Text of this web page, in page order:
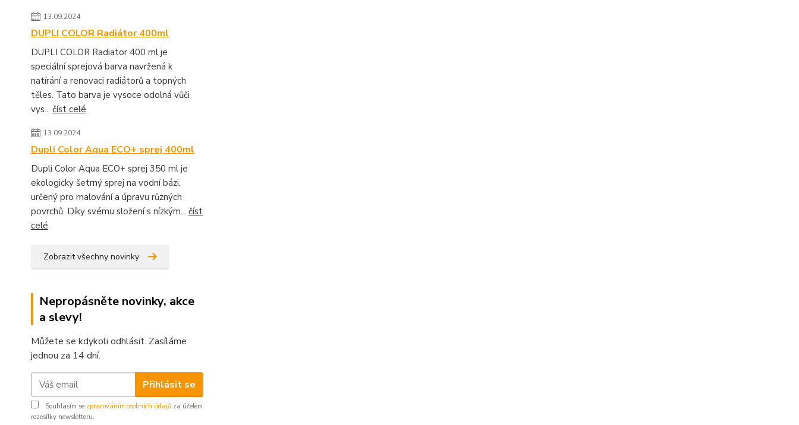
13.09.2024
DUPLI COLOR Radiátor 400ml
DUPLI COLOR Radiator 400 ml je
speciální sprejová barva navržená k
natírání a renovaci radiátorů a topných
těles. Tato barva je vysoce odolná vůči
vys... číst celé
13.09.2024
Dupli Color Aqua ECO+ sprej 400ml
Dupli Color Aqua ECO+ sprej 350 ml je
ekologicky šetrný sprej na vodní bázi,
určený pro malování a úpravu různých
povrchů. Díky svému složení s nízkým... číst
celé
Zobrazit všechny novinky
Nepropásněte novinky, akce
a slevy!
Můžete se kdykoli odhlásit. Zasíláme
jednou za 14 dní.
Přihlásit se
Souhlasím se zpracováním osobních údajů za účelem
rozesílky newsletteru.